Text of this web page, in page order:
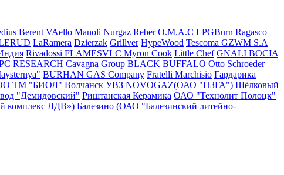
Berent VAello Manoli Nurgaz ReberO.M.A.C LPGBurn Ragasco
LaRamera Dzierzak Grillver HypeWood Tescoma GZWM S.A
Rivadossi FLAMESVLC Myron Cook Little Chef GNALI BOCIA
RESEARCH Cavagna Group BLACK BUFFALO Otto Schroeder
BURHAN GAS Company Fratelli Marchisio Гардарика
ТМ "БИОЛ" Волчанск УВЗ NOVOGAZ(ОАО "НЗГА") Шёлковый
"Демидовский" Риштанская Керамика ОАО "Технолит Полоцк"
комплекс ЛДВ») Балезино (ОАО "Балезинский литейно-